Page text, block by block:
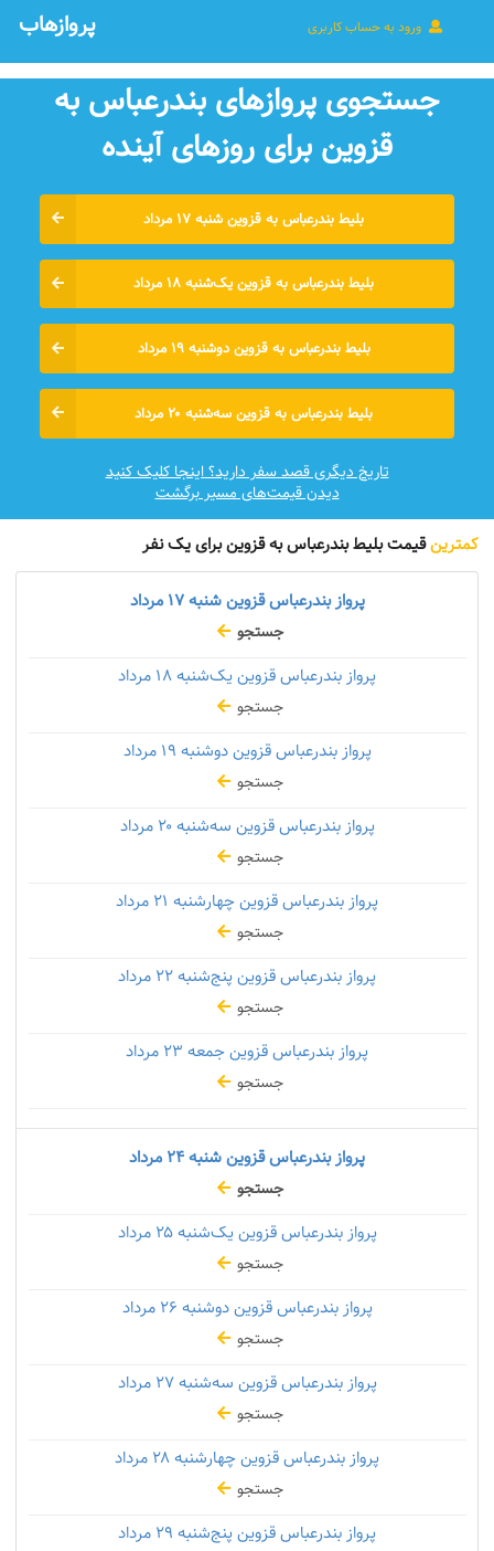
ورود به حساب کاربری پروازهاب
جستجوی پروازهای بندرعباس به
قزوین برای روزهای آينده
بلیط بندرعباس به قزوین شنبه ۱۷ مرداد
بلیط بندرعباس به قزوین یک‌شنبه ۱۸ مرداد
بلیط بندرعباس به قزوین دوشنبه ۱۹ مرداد
بلیط بندرعباس به قزوین سه‌شنبه ۲۰ مرداد
تاریخ دیگری قصد سفر دارید؟ اینجا کلیک کنید
دیدن قیمت‌های مسیر برگشت
کمترینقیمت بلیط بندرعباس به قزوین برای یک نفر
پرواز بندرعباس قزوین شنبه۱۷ مرداد
جستجو
پرواز بندرعباس قزوین یک‌شنبه
جستجو
پرواز بندرعباس قزوین دوشنبه
جستجو
پرواز بندرعباس قزوین سه‌شنبه۲۰ مرداد
جستجو
پرواز بندرعباس قزوین چهارشنبه
جستجو
پرواز بندرعباس قزوین پنج‌شنبه
جستجو
پرواز بندرعباس قزوین جمعه
جستجو
پرواز بندرعباس قزوین شنبه
جستجو
پرواز بندرعباس قزوین یک‌شنبه۲۵ مرداد
جستجو
پرواز بندرعباس قزوین دوشنبه
جستجو
پرواز بندرعباس قزوین سه‌شنبه۲۷ مرداد
جستجو
پرواز بندرعباس قزوین چهارشنبه
جستجو
پرواز بندرعباس قزوین پنج‌شنبه